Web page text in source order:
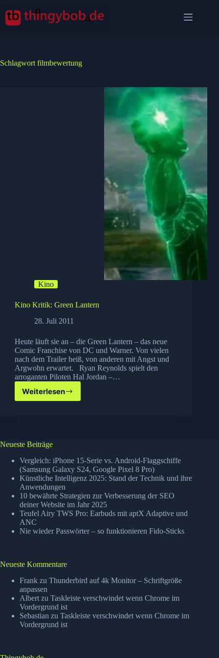
Inhalt
springen
Schlagwort filmbewertung
Kino
Kino Kritik: Green Lantern
28. Juli 2011
Heute läuft sie an – die Green Lantern – das neue
Comic Franchise von DC und Warner. Von vielen
nach dem Trailer heiß, von anderen mit Angst und
Argwohn erwartet. Ryan Reynolds spielt den
arroganten Piloten Hal Jordan –…
Weiterlesen
Kino
Neueste Beiträge
Vergleich: iPhone 15-Serie vs. Android-Flaggschiffe
(Samsung Galaxy S24, Google Pixel 8 Pro)
Künstliche Intelligenz 2025: Stand der Technik und ihre
Anwendungen
10 bewährte Strategien zur Verbesserung der SEO
deiner Website im Jahr 2025
Teufel Airy TWS Pro: Earbuds mit aptX Adaptive und
ANC
Nie wieder Passwörter – so funktionieren Fido-Sticks
Neueste Kommentare
Frank zu Thunderbird auf 4k Monitor – Schriftgröße
anpassen
Albert zu Taskleiste verschwindet wenn Chrome im
Vordergrund ist
Sebastian zu Taskleiste verschwindet wenn Chrome im
Vordergrund ist